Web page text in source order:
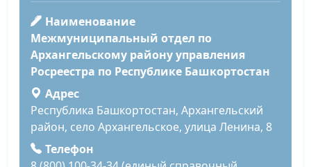
Наименование
Межмуниципальный отдел по
Архангельскому району управления
Росреестра по Республике Башкортостан
Адрес
Республика Башкортостан, Архангельский
район, село Архангельское, улица Ленина, 8
Телефон